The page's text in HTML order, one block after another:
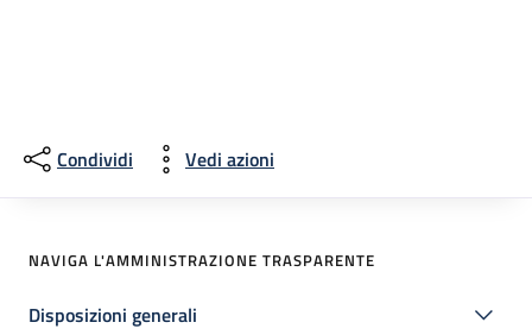
Condividi Vedi azioni
NAVIGA L'AMMINISTRAZIONE TRASPARENTE
Disposizioni generali